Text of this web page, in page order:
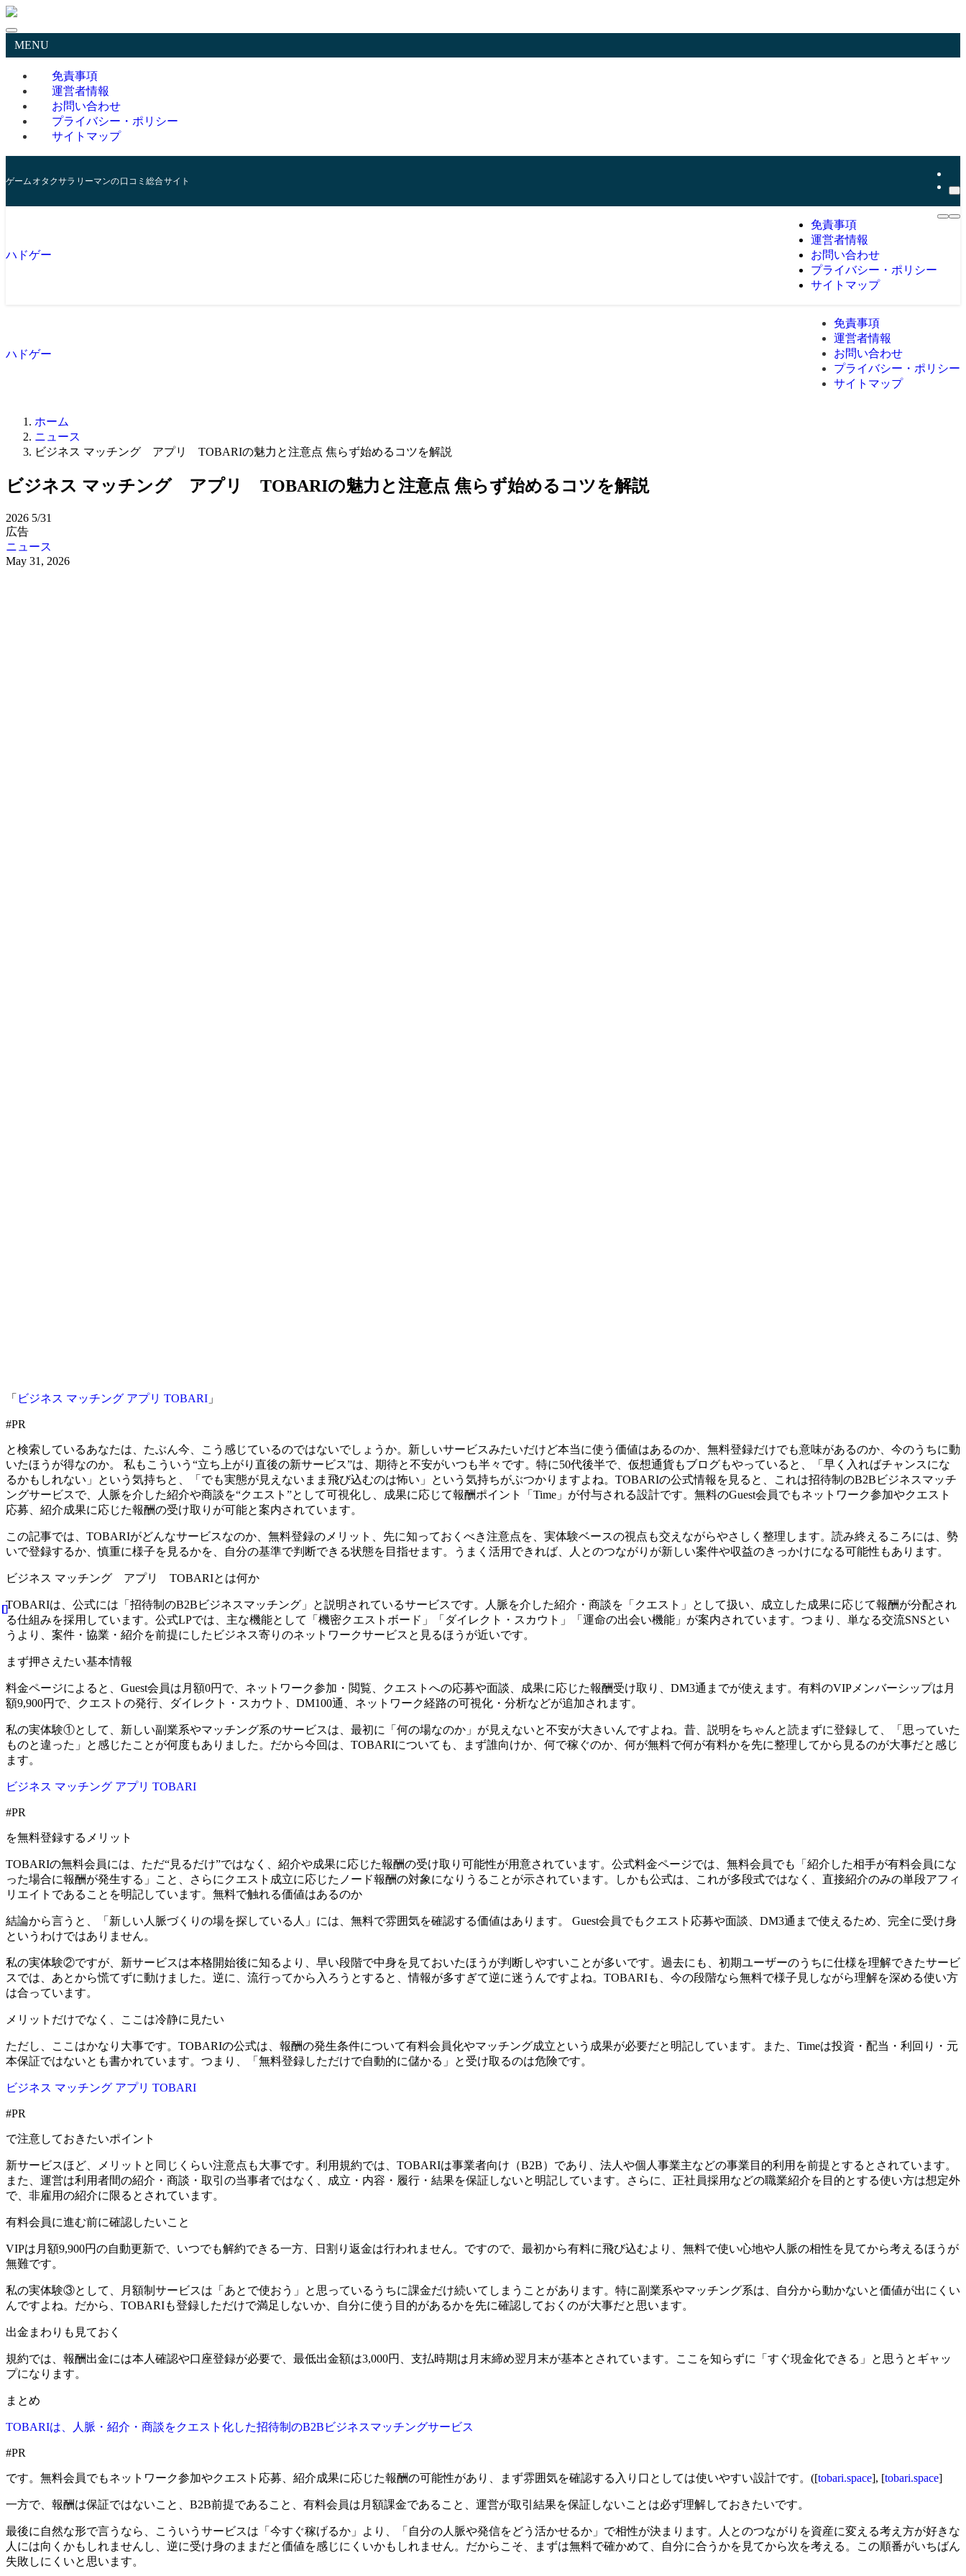
MENU
免責事項
運営者情報
お問い合わせ
プライバシー・ポリシー
サイトマップ
ゲームオタクサラリーマンの口コミ総合サイト
ハドゲー
免責事項
運営者情報
お問い合わせ
プライバシー・ポリシー
サイトマップ
ハドゲー
免責事項
運営者情報
お問い合わせ
プライバシー・ポリシー
サイトマップ
ホーム
ニュース
ビジネス マッチング アプリ TOBARIの魅力と注意点 焦らず始めるコツを解説
ビジネス マッチング アプリ TOBARIの魅力と注意点 焦らず始めるコツを解説
2026 5/31
広告
ニュース
May 31, 2026
「 ビジネス マッチング アプリ TOBARI 」
#PR
と検索しているあなたは、たぶん今、こう感じているのではないでしょうか。新しいサービスみたいだけど本当に使う価値はあるのか、無料登録だけでも意味があるのか、今のうちに動
いたほうが得なのか。 私もこういう“立ち上がり直後の新サービス”は、期待と不安がいつも半々です。特に50代後半で、仮想通貨もブログもやっていると、「早く入ればチャンスにな
るかもしれない」という気持ちと、「でも実態が見えないまま飛び込むのは怖い」という気持ちがぶつかりますよね。TOBARIの公式情報を見ると、これは招待制のB2Bビジネスマッチ
ングサービスで、人脈を介した紹介や商談を“クエスト”として可視化し、成果に応じて報酬ポイント「Time」が付与される設計です。無料のGuest会員でもネットワーク参加やクエスト
応募、紹介成果に応じた報酬の受け取りが可能と案内されています。
この記事では、TOBARIがどんなサービスなのか、無料登録のメリット、先に知っておくべき注意点を、実体験ベースの視点も交えながらやさしく整理します。読み終えるころには、勢
いで登録するか、慎重に様子を見るかを、自分の基準で判断できる状態を目指せます。うまく活用できれば、人とのつながりが新しい案件や収益のきっかけになる可能性もあります。
ビジネス マッチング アプリ TOBARIとは何か
TOBARIは、公式には「招待制のB2Bビジネスマッチング」と説明されているサービスです。人脈を介した紹介・商談を「クエスト」として扱い、成立した成果に応じて報酬が分配され
る仕組みを採用しています。公式LPでは、主な機能として「機密クエストボード」「ダイレクト・スカウト」「運命の出会い機能」が案内されています。つまり、単なる交流SNSとい
うより、案件・協業・紹介を前提にしたビジネス寄りのネットワークサービスと見るほうが近いです。
まず押さえたい基本情報
料金ページによると、Guest会員は月額0円で、ネットワーク参加・閲覧、クエストへの応募や面談、成果に応じた報酬受け取り、DM3通までが使えます。有料のVIPメンバーシップは月
額9,900円で、クエストの発行、ダイレクト・スカウト、DM100通、ネットワーク経路の可視化・分析などが追加されます。
私の実体験①として、新しい副業系やマッチング系のサービスは、最初に「何の場なのか」が見えないと不安が大きいんですよね。昔、説明をちゃんと読まずに登録して、「思っていた
ものと違った」と感じたことが何度もありました。だから今回は、TOBARIについても、まず誰向けか、何で稼ぐのか、何が無料で何が有料かを先に整理してから見るのが大事だと感じ
ます。
ビジネス マッチング アプリ TOBARI
#PR
を無料登録するメリット
TOBARIの無料会員には、ただ“見るだけ”ではなく、紹介や成果に応じた報酬の受け取り可能性が用意されています。公式料金ページでは、無料会員でも「紹介した相手が有料会員にな
った場合に報酬が発生する」こと、さらにクエスト成立に応じたノード報酬の対象になりうることが示されています。しかも公式は、これが多段式ではなく、直接紹介のみの単段アフィ
リエイトであることを明記しています。無料で触れる価値はあるのか
結論から言うと、「新しい人脈づくりの場を探している人」には、無料で雰囲気を確認する価値はあります。 Guest会員でもクエスト応募や面談、DM3通まで使えるため、完全に受け身
というわけではありません。
私の実体験②ですが、新サービスは本格開始後に知るより、早い段階で中身を見ておいたほうが判断しやすいことが多いです。過去にも、初期ユーザーのうちに仕様を理解できたサービ
スでは、あとから慌てずに動けました。逆に、流行ってから入ろうとすると、情報が多すぎて逆に迷うんですよね。TOBARIも、今の段階なら無料で様子見しながら理解を深める使い方
は合っています。
メリットだけでなく、ここは冷静に見たい
ただし、ここはかなり大事です。TOBARIの公式は、報酬の発生条件について有料会員化やマッチング成立という成果が必要だと明記しています。また、Timeは投資・配当・利回り・元
本保証ではないとも書かれています。つまり、「無料登録しただけで自動的に儲かる」と受け取るのは危険です。
ビジネス マッチング アプリ TOBARI
#PR
で注意しておきたいポイント
新サービスほど、メリットと同じくらい注意点も大事です。利用規約では、TOBARIは事業者向け（B2B）であり、法人や個人事業主などの事業目的利用を前提とするとされています。
また、運営は利用者間の紹介・商談・取引の当事者ではなく、成立・内容・履行・結果を保証しないと明記しています。さらに、正社員採用などの職業紹介を目的とする使い方は想定外
で、非雇用の紹介に限るとされています。
有料会員に進む前に確認したいこと
VIPは月額9,900円の自動更新で、いつでも解約できる一方、日割り返金は行われません。ですので、最初から有料に飛び込むより、無料で使い心地や人脈の相性を見てから考えるほうが
無難です。
私の実体験③として、月額制サービスは「あとで使おう」と思っているうちに課金だけ続いてしまうことがあります。特に副業系やマッチング系は、自分から動かないと価値が出にくい
んですよね。だから、TOBARIも登録しただけで満足しないか、自分に使う目的があるかを先に確認しておくのが大事だと思います。
出金まわりも見ておく
規約では、報酬出金には本人確認や口座登録が必要で、最低出金額は3,000円、支払時期は月末締め翌月末が基本とされています。ここを知らずに「すぐ現金化できる」と思うとギャッ
プになります。
まとめ
TOBARIは、人脈・紹介・商談をクエスト化した招待制のB2Bビジネスマッチングサービス
#PR
です。無料会員でもネットワーク参加やクエスト応募、紹介成果に応じた報酬の可能性があり、まず雰囲気を確認する入り口としては使いやすい設計です。([tobari.space], [tobari.space]
一方で、報酬は保証ではないこと、B2B前提であること、有料会員は月額課金であること、運営が取引結果を保証しないことは必ず理解しておきたいです。
最後に自然な形で言うなら、こういうサービスは「今すぐ稼げるか」より、「自分の人脈や発信をどう活かせるか」で相性が決まります。人とのつながりを資産に変える考え方が好きな
人には向くかもしれませんし、逆に受け身のままだと価値を感じにくいかもしれません。だからこそ、まずは無料で確かめて、自分に合うかを見てから次を考える。この順番がいちばん
失敗しにくいと思います。